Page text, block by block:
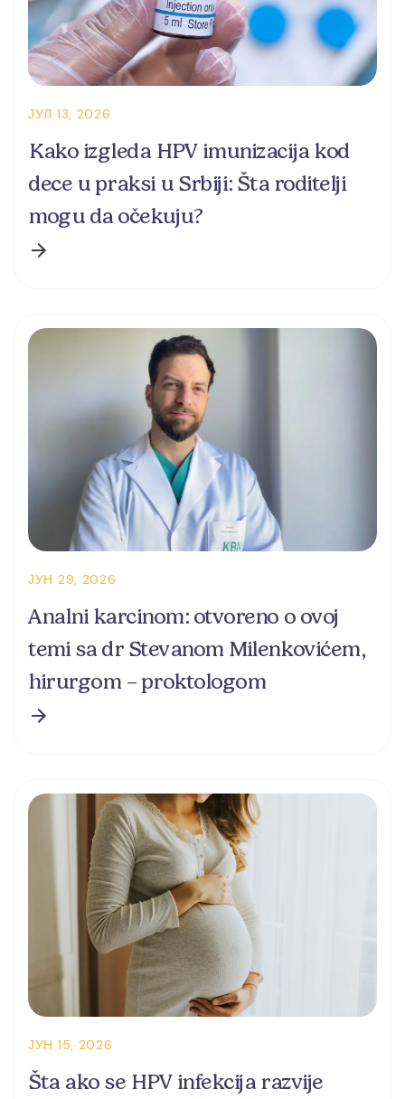
ЈУЛ 13, 2026
Kako izgleda HPV imunizacija kod
dece u praksi u Srbiji: Šta roditelji
mogu da očekuju?
ЈУН 29, 2026
Analni karcinom: otvoreno o ovoj
temi sa dr Stevanom Milenkovićem,
hirurgom – proktologom
ЈУН 15, 2026
Šta ako se HPV infekcija razvije